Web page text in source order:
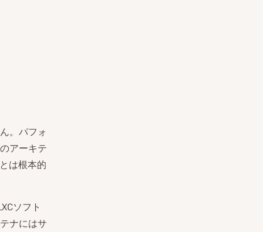
。パフォ
アーキテ
は根本的
ソフト
ナにはサ